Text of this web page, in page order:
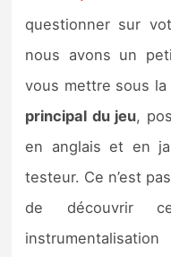
Précommandes
Sorties de jeux
Bons plans
Guides
questionner sur
nous avons un
vous mettre sous
principal du jeu,
en anglais et en
testeur. Ce n’est
de découvrir